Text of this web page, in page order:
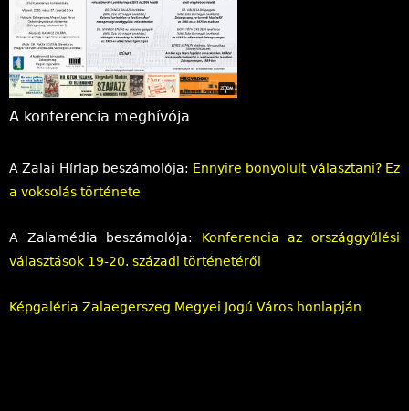
A konferencia meghívója
A Zalai Hírlap beszámolója: Ennyire bonyolult választani? Ez
a voksolás története
A Zalamédia beszámolója: Konferencia az országgyűlési
választások 19-20. századi történetéről
Képgaléria Zalaegerszeg Megyei Jogú Város honlapján